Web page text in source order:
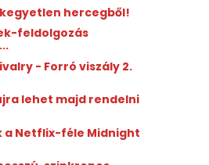
hercegből!
feldolgozás
- Forró viszály 2.
lehet majd rendelni
a Netflix-féle Midnight